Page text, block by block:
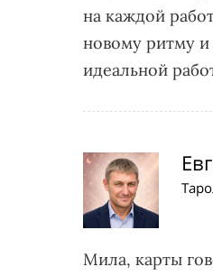
на каждой
новому ритму и
идеальной
Мила, карты